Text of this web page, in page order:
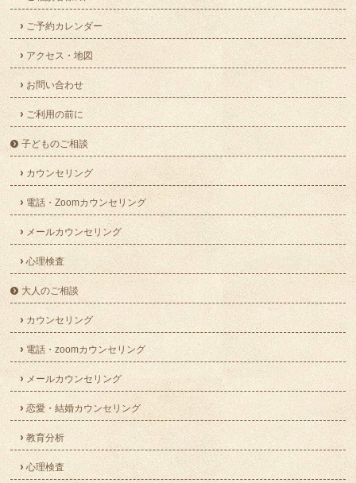
ご予約カレンダー
アクセス・地図
お問い合わせ
ご利用の前に
子どものご相談
カウンセリング
電話・Zoomカウンセリング
メールカウンセリング
心理検査
大人のご相談
カウンセリング
電話・zoomカウンセリング
メールカウンセリング
恋愛・結婚カウンセリング
教育分析
心理検査